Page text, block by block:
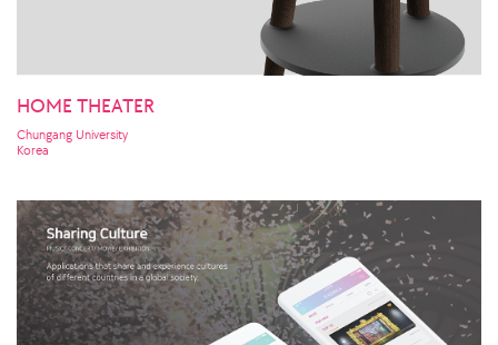
HOME THEATER
Chungang University
Korea